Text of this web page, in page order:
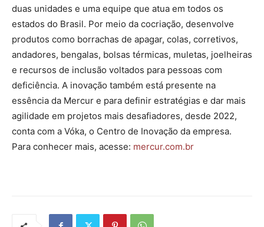
duas unidades e uma equipe que atua em todos os
estados do Brasil. Por meio da cocriação, desenvolve
produtos como borrachas de apagar, colas, corretivos,
andadores, bengalas, bolsas térmicas, muletas, joelheiras
e recursos de inclusão voltados para pessoas com
deficiência. A inovação também está presente na
essência da Mercur e para definir estratégias e dar mais
agilidade em projetos mais desafiadores, desde 2022,
conta com a Vóka, o Centro de Inovação da empresa.
Para conhecer mais, acesse: mercur.com.br